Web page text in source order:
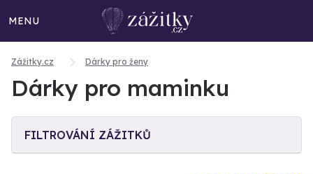
MENU
Zážitky.cz Dárky pro ženy
Dárky pro maminku
FILTROVÁNÍ ZÁŽITKŮ